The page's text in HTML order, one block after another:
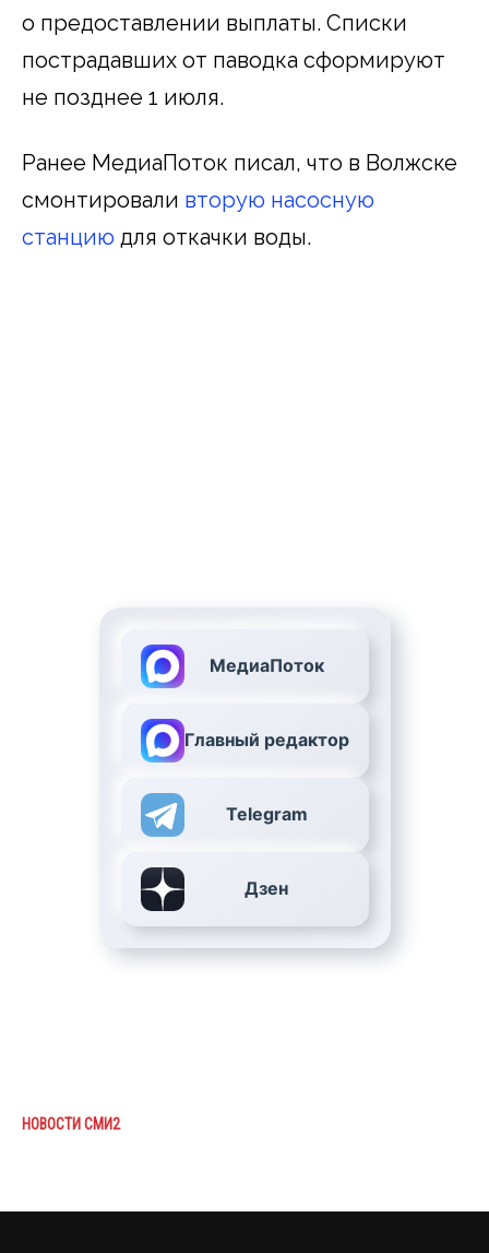
о предоставлении выплаты. Списки
пострадавших от паводка сформируют
не позднее 1 июля.
Ранее МедиаПоток писал, что в Волжске
смонтировали вторую насосную
станцию для откачки воды.
МедиаПоток
Главный редактор
Telegram
Дзен
НОВОСТИ СМИ2